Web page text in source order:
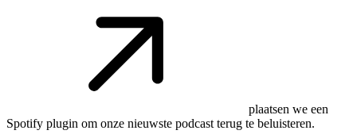
plaatsen we een
Spotify plugin om onze nieuwste podcast terug te beluisteren.